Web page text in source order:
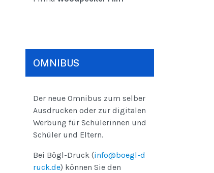
OMNIBUS
Der neue Omnibus zum selber
Ausdrucken oder zur digitalen
Werbung für Schülerinnen und
Schüler und Eltern.
Bei Bögl-Druck (info@boegl-d
ruck.de) können Sie den